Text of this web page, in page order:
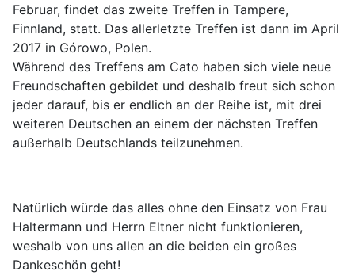
Februar, findet das zweite Treffen in Tampere,
Finnland, statt. Das allerletzte Treffen ist dann im April
2017 in Górowo, Polen.
Während des Treffens am Cato haben sich viele neue
Freundschaften gebildet und deshalb freut sich schon
jeder darauf, bis er endlich an der Reihe ist, mit drei
weiteren Deutschen an einem der nächsten Treffen
außerhalb Deutschlands teilzunehmen.
Natürlich würde das alles ohne den Einsatz von Frau
Haltermann und Herrn Eltner nicht funktionieren,
weshalb von uns allen an die beiden ein großes
Dankeschön geht!